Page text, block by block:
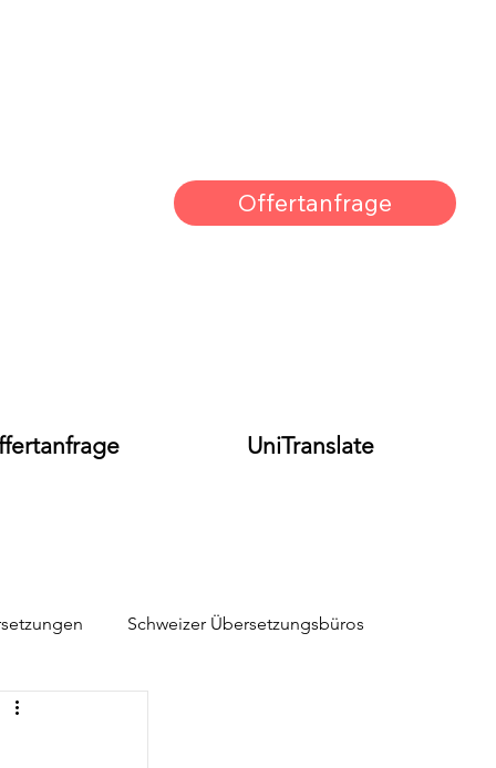
Offertanfrage
Schweizer Übersetzungsbüros
UniTranslate